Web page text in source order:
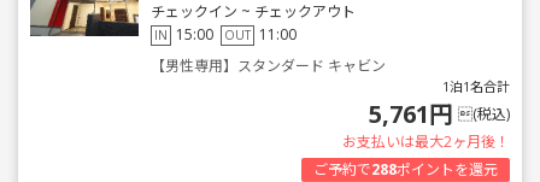
チェックイン ~ チェックアウト
IN 15:00 OUT 11:00
【男性専用】スタンダード キャビン
1泊1名合計
5,761円 (税込)
お支払いは最大2ヶ月後！
ご予約で288ポイントを還元